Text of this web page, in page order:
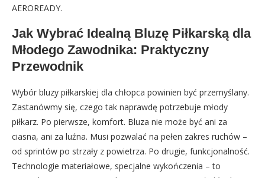
AEROREADY.
Jak Wybrać Idealną Bluzę Piłkarską dla
Młodego Zawodnika: Praktyczny
Przewodnik
Wybór bluzy piłkarskiej dla chłopca powinien być przemyślany.
Zastanówmy się, czego tak naprawdę potrzebuje młody
piłkarz. Po pierwsze, komfort. Bluza nie może być ani za
ciasna, ani za luźna. Musi pozwalać na pełen zakres ruchów –
od sprintów po strzały z powietrza. Po drugie, funkcjonalność.
Technologie materiałowe, specjalne wykończenia – to